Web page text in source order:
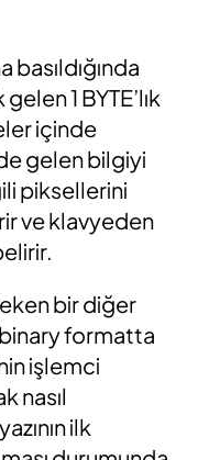
basıldığında
1 BYTE’lık
içinde
gelen bilgiyi
piksellerini
ve klavyeden
bir diğer
binary formatta
işlemci
nasıl
ilk